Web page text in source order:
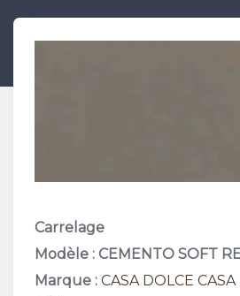
Carrelage
Modèle : CEMENTO SOFT
Marque : CASA DOLCE CASA